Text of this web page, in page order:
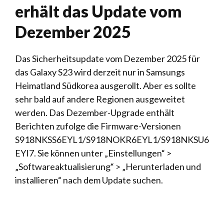
erhält das Update vom
Dezember 2025
Das Sicherheitsupdate vom Dezember 2025 für
das Galaxy S23 wird derzeit nur in Samsungs
Heimatland Südkorea ausgerollt. Aber es sollte
sehr bald auf andere Regionen ausgeweitet
werden. Das Dezember-Upgrade enthält
Berichten zufolge die Firmware-Versionen
S918NKSS6EYL1/S918NOKR6EYL1/S918NKSU6
EYI7. Sie können unter „Einstellungen“ >
„Softwareaktualisierung“ > „Herunterladen und
installieren“ nach dem Update suchen.